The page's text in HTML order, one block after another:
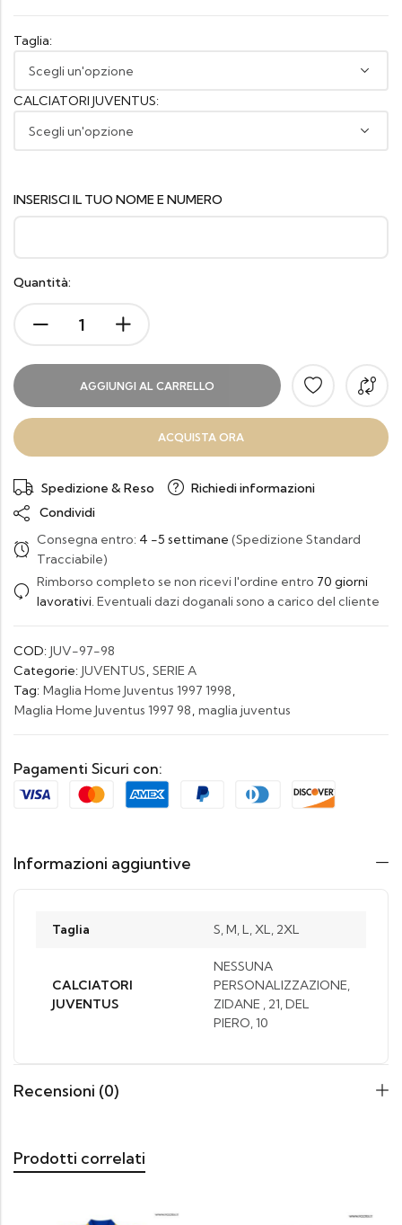
Taglia:
CALCIATORI JUVENTUS:
INSERISCI IL TUO NOME E NUMERO
Quantità:
AGGIUNGI AL CARRELLO
ACQUISTA ORA
Spedizione & Reso
Richiedi informazioni
Condividi
Consegna entro: 4 -5 settimane (Spedizione Standard
Tracciabile)
Rimborso completo se non ricevi l'ordine entro 70 giorni
lavorativi. Eventuali dazi doganali sono a carico del cliente
COD: JUV-97-98
Categorie: JUVENTUS, SERIE A
Tag: Maglia Home Juventus 1997 1998,
Maglia Home Juventus 1997 98, maglia juventus
Pagamenti Sicuri con:
Informazioni aggiuntive
Taglia S, M, L, XL, 2XL
CALCIATORI
JUVENTUS
NESSUNA
PERSONALIZZAZIONE,
ZIDANE , 21, DEL
PIERO, 10
Recensioni (0)
Prodotti correlati